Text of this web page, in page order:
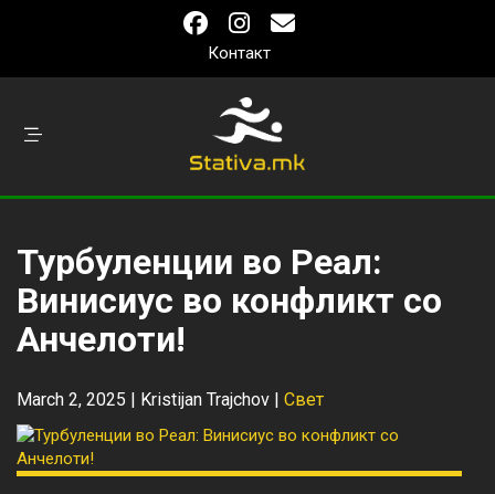
Контакт
Турбуленции во Реал:
Винисиус во конфликт со
Анчелоти!
March 2, 2025 | Kristijan Trajchov | Свет